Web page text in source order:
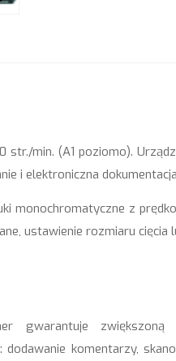
str./min. (A1 poziomo).
i elektroniczna
monochromatyczne z
ustawienie rozmiaru cięcia
gwarantuje
komentarzy,